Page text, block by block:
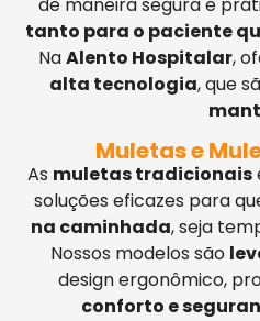
tanto para o paciente
NaAlento Hospitalar,
alta tecnologia, que
Muletas e
As muletas tradicionais
soluções eficazes para
na caminhada, seja
Nossos modelos são
design ergonômico,
conforto e